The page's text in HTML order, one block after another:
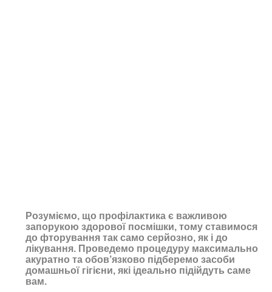
Розуміємо, що профілактика є важливою
запорукою здорової посмішки, тому ставимося
до фторування так само серйозно, як і до
лікування. Проведемо процедуру максимально
акуратно та обов’язково підберемо засоби
домашньої гігієни, які ідеально підійдуть саме
вам.